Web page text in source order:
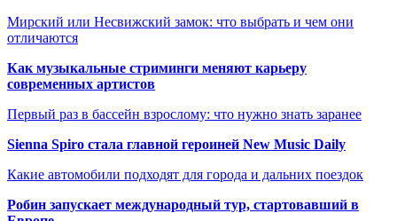
Мирский или Несвижский замок: что выбрать и чем они
отличаются
Как музыкальные стриминги меняют карьеру
современных артистов
Первый раз в бассейн взрослому: что нужно знать заранее
Sienna Spiro стала главной героиней New Music Daily
Какие автомобили подходят для города и дальних поездок
Робин запускает международный тур, стартовавший в